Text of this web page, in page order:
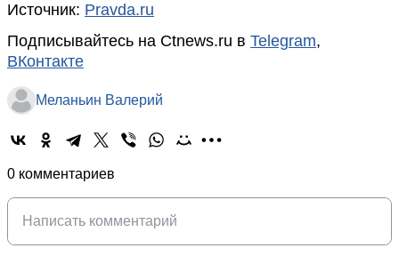
Источник: Pravda.ru
Подписывайтесь на Ctnews.ru в Telegram,
ВКонтакте
Меланьин Валерий
0 комментариев